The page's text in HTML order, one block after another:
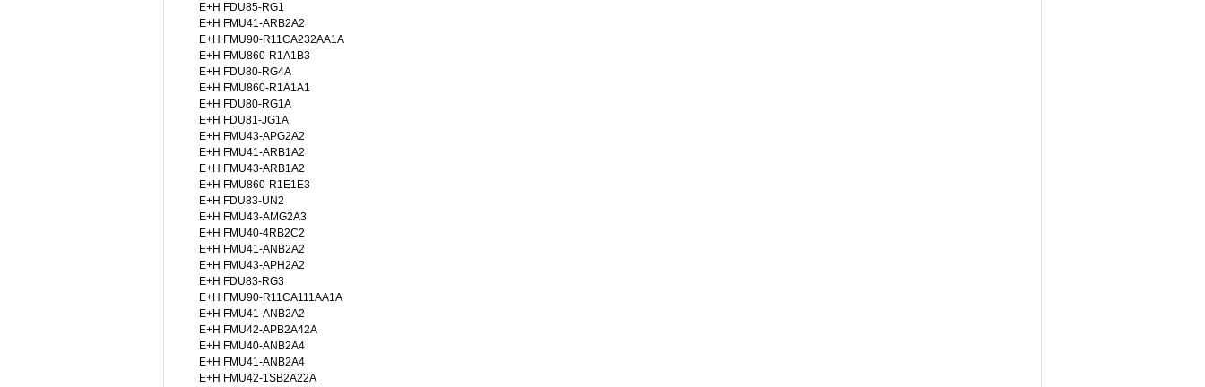
E+H FDU85-RG1
E+H FMU41-ARB2A2
E+H FMU90-R11CA232AA1A
E+H FMU860-R1A1B3
E+H FDU80-RG4A
E+H FMU860-R1A1A1
E+H FDU80-RG1A
E+H FDU81-JG1A
E+H FMU43-APG2A2
E+H FMU41-ARB1A2
E+H FMU43-ARB1A2
E+H FMU860-R1E1E3
E+H FDU83-UN2
E+H FMU43-AMG2A3
E+H FMU40-4RB2C2
E+H FMU41-ANB2A2
E+H FMU43-APH2A2
E+H FDU83-RG3
E+H FMU90-R11CA111AA1A
E+H FMU41-ANB2A2
E+H FMU42-APB2A42A
E+H FMU40-ANB2A4
E+H FMU41-ANB2A4
E+H FMU42-1SB2A22A